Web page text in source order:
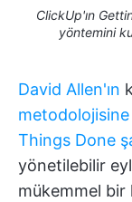
ClickUp'ın
yöntemini
David Allen'ın
metodolojisine
Things Done
yönetilebilir
mükemmel bir